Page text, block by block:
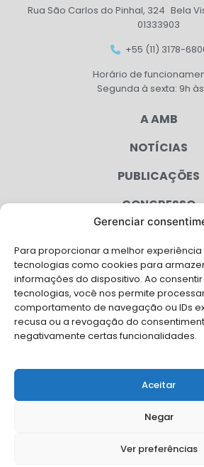
Gerenciar
Para proporcionar a melhor experiência
tecnologias como cookies para
informações do dispositivo. Ao
tecnologias, você nos permite
comportamento de navegação ou IDs
recusa ou a revogação do
negativamente certas funcionalidades.
Aceitar
Negar
Ver preferências
Rua São Carlos do Pinhal, 324 Bela
01333903
+55 (11) 3178-
Horário de
Segunda à sexta: 9h às
A AMB
NOTÍCIAS
PUBLICAÇÕES
CONGRESSO
CAMPANHAS
SERVIÇOS
FILIADAS
FALE CONOSCO
Solicite Apoio Institucional da AMB